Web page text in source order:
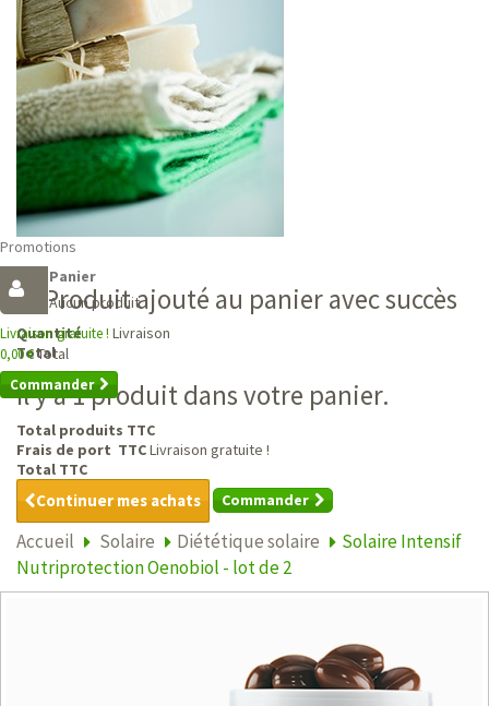
Promotions
Panier
Aucun produit
Livraison gratuite ! Livraison
0,00 €Total
Commander
Produit ajouté au panier avec succès
Quantité
Total
Il y a 1 produit dans votre panier.
Total produits TTC
Frais de port TTCLivraison gratuite !
Total TTC
Continuer mes achats Commander
Accueil Solaire Diététique solaire
Solaire Intensif
Nutriprotection Oenobiol - lot de 2